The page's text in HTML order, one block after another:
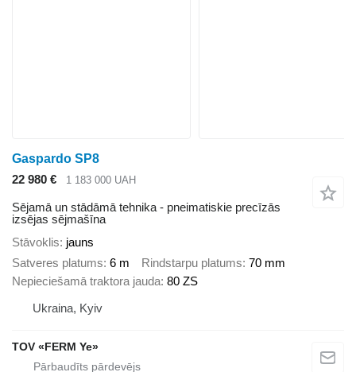
Gaspardo SP8
22 980 €
1 183 000 UAH
Sējamā un stādāmā tehnika - pneimatiskie precīzās
izsējas sējmašīna
Stāvoklis jauns
Satveres platums 6 m Rindstarpu platums 70 mm
Nepieciešamā traktora jauda 80 ZS
Ukraina, Kyiv
TOV «FERM Ye»